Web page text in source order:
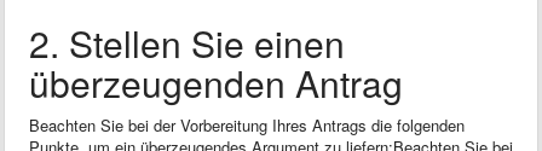
2. Stellen Sie einen
überzeugenden Antrag
Beachten Sie bei der Vorbereitung Ihres Antrags die folgenden
Punkte, um ein überzeugendes Argument zu liefern:Beachten Sie bei